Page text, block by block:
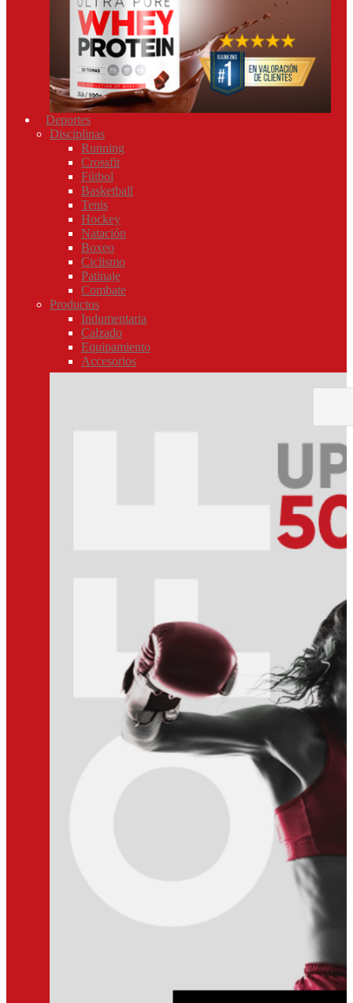
Deportes
Disciplinas
Running
Crossfit
Fútbol
Basketball
Tenis
Hockey
Natación
Boxeo
Ciclismo
Patinaje
Combate
Productos
Indumentaria
Calzado
Equipamiento
Accesorios